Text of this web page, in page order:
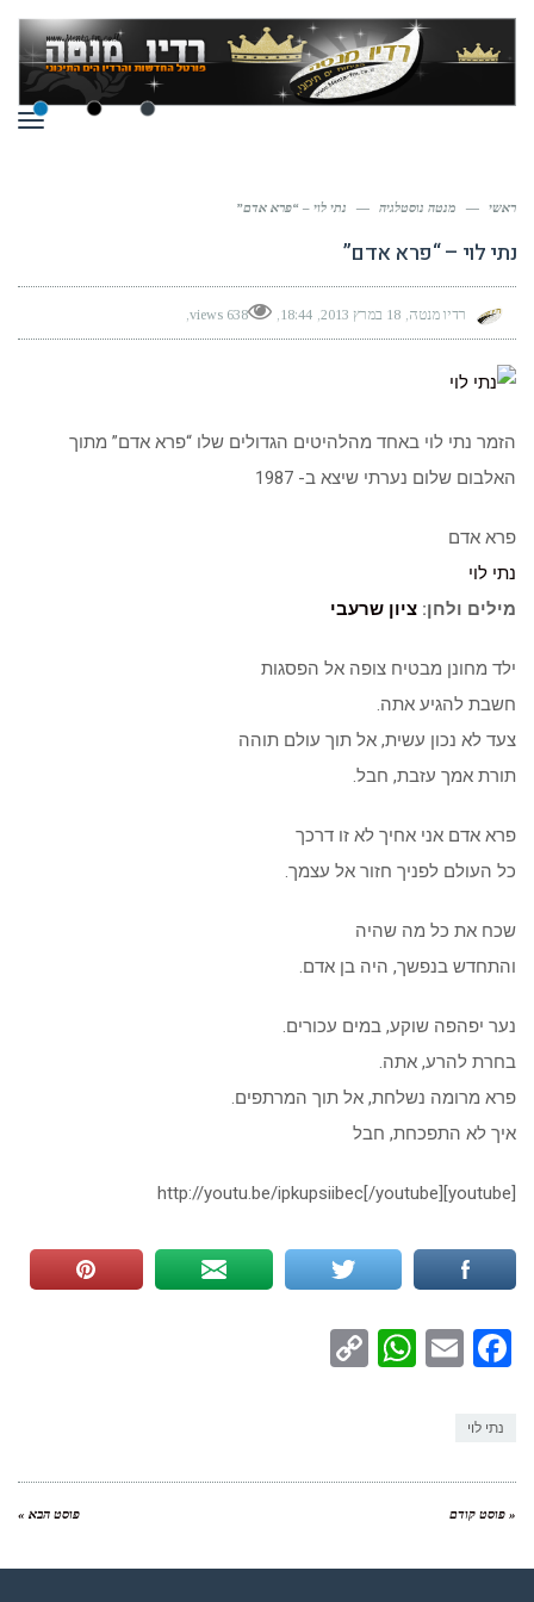
ראשי — מנטה נוסטלגיה — נתי לוי – “פרא אדם”
נתי לוי – “פרא אדם”
רדיו מנטה 18 במרץ 2013 18:44
638 views
הזמר נתי לוי באחד מהלהיטים הגדולים שלו “פרא אדם” מתוך
האלבום שלום נערתי שיצא ב- 1987
פרא אדם
נתי לוי
מילים ולחן: ציון שרעבי
ילד מחונן מבטיח צופה אל הפסגות
חשבת להגיע אתה.
צעד לא נכון עשית, אל תוך עולם תוהה
תורת אמך עזבת, חבל.
פרא אדם אני אחיך לא זו דרכך
כל העולם לפניך חזור אל עצמך.
שכח את כל מה שהיה
והתחדש בנפשך, היה בן אדם.
נער יפהפה שוקע, במים עכורים.
בחרת להרע, אתה.
פרא מרומה נשלחת, אל תוך המרתפים.
איך לא התפכחת, חבל
[youtube]http://youtu.be/ipkupsiibec[/youtube]
Facebook
Email
WhatsApp
נתי לוי
« פוסט קודם פוסט הבא »